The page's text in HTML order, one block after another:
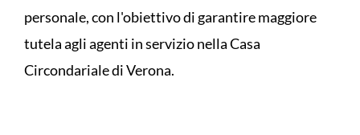
personale, con l'obiettivo di garantire maggiore
tutela agli agenti in servizio nella Casa
Circondariale di Verona.